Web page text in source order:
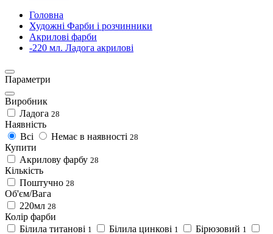
Головна
Художні Фарби і розчинники
Акрилові фарби
-220 мл. Ладога акрилові
Параметри
Виробник
Ладога 28
Наявність
Всі
Немає в наявності 28
Купити
Акрилову фарбу 28
Кількість
Поштучно 28
Об'єм/Вага
220мл 28
Колір фарби
Білила титанові 1 Білила цинкові 1 Бірюзовий 1